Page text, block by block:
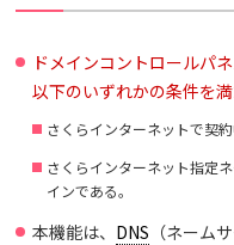
ドメインコントロールパ
以下のいずれかの条件を
さくらインターネットで契
さくらインターネット指定
インである。
本機能は、 DNS （ネーム